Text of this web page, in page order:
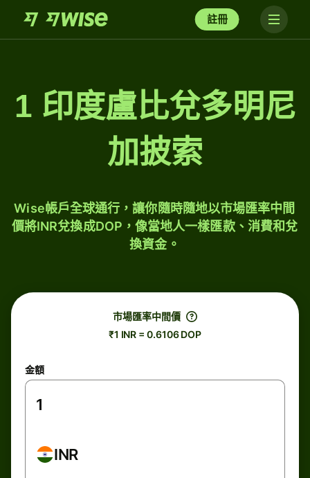
註冊
1 印度盧比兌多明尼
加披索
Wise帳戶全球通行，讓你隨時隨地以市場匯率中間
價將INR兌換成DOP，像當地人一樣匯款、消費和兌
換資金。
市場匯率中間價
₹1 INR = 0.6106 DOP
金額
INR